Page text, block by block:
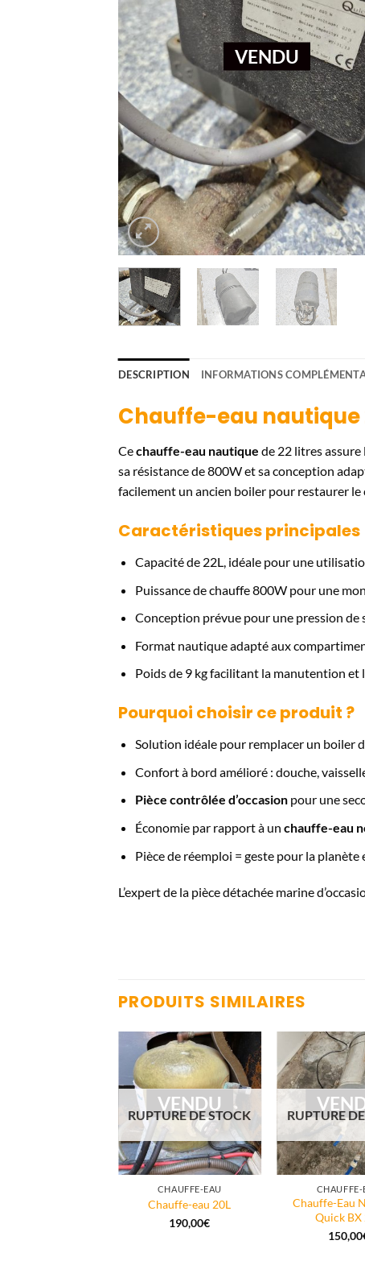
VENDU
DESCRIPTION INFORMATIONS
Chauffe-eau nautique
Cechauffe-eau nautique de 22 litres assure
sa résistance de 800W et sa conception
facilement un ancien boiler pour restaurer
Caractéristiques principales
Capacité de 22L, idéale pour une
Puissance de chauffe 800W pour une
Conception prévue pour une pression de
Format nautique adapté aux
Poids de 9 kg facilitant la manutention et
Pourquoi choisir ce produit ?
Solution idéale pour remplacer un boiler
Confort à bord amélioré : douche,
Pièce contrôlée d’occasionpour une
Économie par rapport à un chauffe-eau
Pièce de réemploi = geste pour la
L’expert de la pièce détachée marine
PRODUITS SIMILAIRES
VENDU
RUPTURE DE STOCK
CHAUFFE-EAU
Chauffe-eau 20L
190,00€
RUPTURE
CHAUFFE-
Chauffe-Eau
Quick BX
150,00